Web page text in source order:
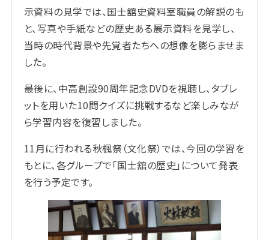
示資料の見学では、国士舘史資料室職員の解説のも
と、写真や手紙などの歴史ある展示資料を見学し、
当時の時代背景や先覚者たちへの想像を膨らませま
した。
最後に、中高創設90周年記念DVDを視聴し、タブレ
ットを用いた10問クイズに挑戦するなど楽しみなが
ら学習内容を復習しました。
11月に行われる秋楓祭（文化祭）では、今回の学習を
もとに、各グループで「国士舘の歴史」について発表
を行う予定です。